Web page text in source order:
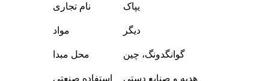
نام تجاری یپاک
مواد دیگر
محل مبدا گوانگدونگ، چین
استفاده صنعتی هدیه و صنایع دستی